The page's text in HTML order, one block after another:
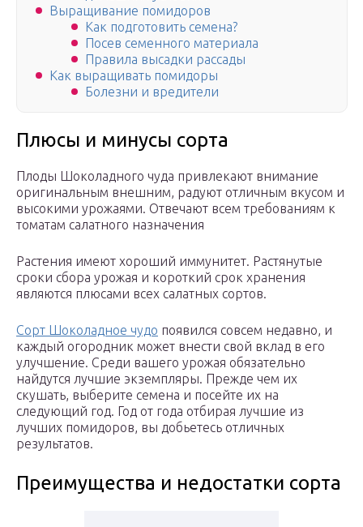
Выращивание помидоров
Как подготовить семена?
Посев семенного материала
Правила высадки рассады
Как выращивать помидоры
Болезни и вредители
Плюсы и минусы сорта
Плоды Шоколадного чуда привлекают внимание
оригинальным внешним, радуют отличным вкусом и
высокими урожаями. Отвечают всем требованиям к
томатам салатного назначения
Растения имеют хороший иммунитет. Растянутые
сроки сбора урожая и короткий срок хранения
являются плюсами всех салатных сортов.
Сорт Шоколадное чудо появился совсем недавно, и
каждый огородник может внести свой вклад в его
улучшение. Среди вашего урожая обязательно
найдутся лучшие экземпляры. Прежде чем их
скушать, выберите семена и посейте их на
следующий год. Год от года отбирая лучшие из
лучших помидоров, вы добьетесь отличных
результатов.
Преимущества и недостатки сорта